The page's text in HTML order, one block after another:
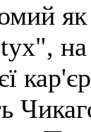
на